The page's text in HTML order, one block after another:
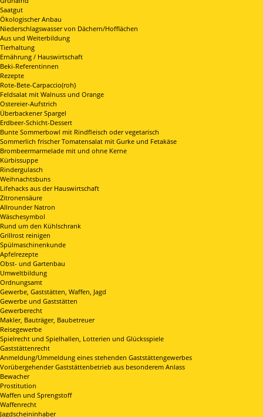
Saatgut
Ökologischer Anbau
Niederschlagswasser von Dächern/Hofflächen
Aus und Weiterbildung
Tierhaltung
Ernährung / Hauswirtschaft
Beki-Referentinnen
Rezepte
Rote-Bete-Carpaccio(roh)
Feldsalat mit Walnuss und Orange
Ostereier-Aufstrich
Überbackener Spargel
Erdbeer-Schicht-Dessert
Bunte Sommerbowl mit Rindfleisch oder vegetarisch
Sommerlich frischer Tomatensalat mit Gurke und Fetakäse
Brombeermarmelade mit und ohne Kerne
Kürbissuppe
Rindergulasch
Weihnachtsbuns
Lifehacks aus der Hauswirtschaft
Zitronensäure
Allrounder Natron
Wäschesymbol
Rund um den Kühlschrank
Grillrost reinigen
Spülmaschinenkunde
Apfelrezepte
Obst- und Gartenbau
Umweltbildung
Ordnungsamt
Gewerbe, Gaststätten, Waffen, Jagd
Gewerbe und Gaststätten
Gewerberecht
Makler, Bauträger, Baubetreuer
Reisegewerbe
Spielrecht und Spielhallen, Lotterien und Glücksspiele
Gaststättenrecht
Anmeldung/Ummeldung eines stehenden Gaststättengewerbes
Vorübergehender Gaststättenbetrieb aus besonderem Anlass
Bewacher
Prostitution
Waffen und Sprengstoff
Waffenrecht
Jagdscheininhaber